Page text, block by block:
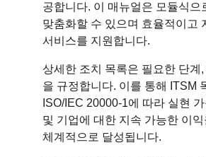
상세한 조치 목록은 필요한 단계
을 규정합니다. 이를 통해 ITSM
ISO/IEC 20000-1에 따라 실현
및 기업에 대한 지속 가능한 이익
체계적으로 달성됩니다.
공합니다. 이 매뉴얼은 모듈식으
맞춤화할 수 있으며 효율적이고
서비스를 지원합니다.